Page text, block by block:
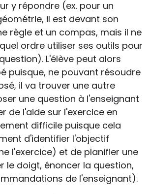
y répondre (ex. pour un
il est devant son
règle et un compas, mais il ne
ordre utiliser ses outils pour
L'élève peut alors
puisque, ne pouvant résoudre
il va trouver une autre
une question à l'enseignant
de l'aide sur l'exercice en
difficile puisque cela
d'identifier l'objectif
l'exercice) et de planifier une
le doigt, énoncer la question,
de l'enseignant).